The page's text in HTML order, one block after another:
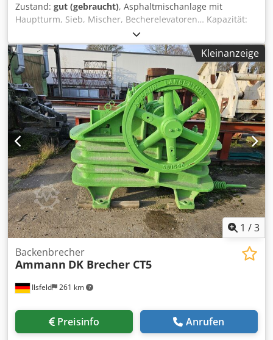
Zustand: gut (gebraucht), Asphaltmischanlage mit
Hauptturm, Sieb, Mischer, Becherelevatoren… Kapazität:
160 Tonnen/Stunde Csdpfsy Hf Dusx Acdjha
Kleinanzeige
1 /3
Ilsfeld 261 km
Backenbrecher
Ammann DK Brecher CT5
Preisinfo Anrufen